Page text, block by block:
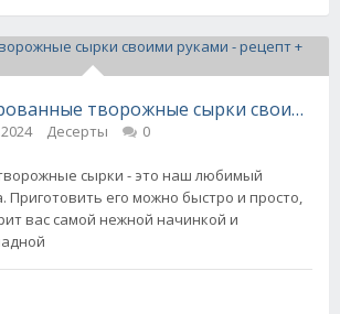
творожные сырки своими
Десерты 0
сырки - это наш любимый
Приготовить его можно быстро и просто,
вас самой нежной начинкой и